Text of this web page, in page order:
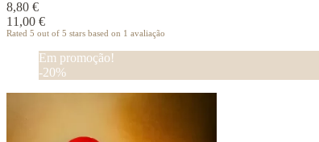
8,80 €
11,00 €
Rated 5 out of 5 stars based on 1 avaliação
Em promoção!
-20%